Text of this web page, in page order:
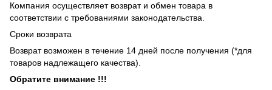
Компания осуществляет возврат и обмен товара в
соответствии с требованиями законодательства.
Сроки возврата
Возврат возможен в течение 14 дней после получения (*для
товаров надлежащего качества).
Обратите внимание !!!